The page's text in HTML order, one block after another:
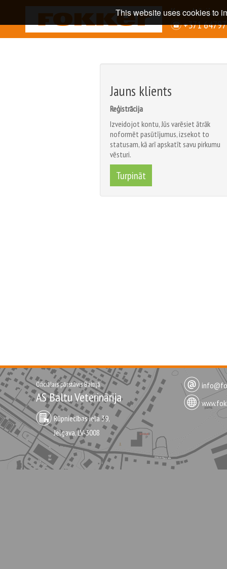
Konsultācijas
+371
Jauns klients
Reģistrācija
Izveidojot kontu, Jūs varēsiet ātrāk
noformēt pasūtījumus, izsekot to
statusam, kā arī apskatīt savu pirkumu
vēsturi.
Turpināt
Oficiālais pārstāvis Baltijā
AS Baltu Veterinārija
Rūpniecības iela 39,
Jelgava, LV-3008
This website uses cookies to